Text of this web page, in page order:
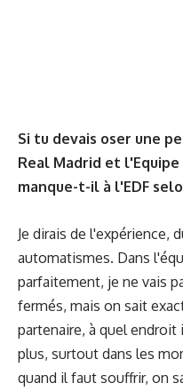
Si tu devais oser une
Real Madrid et l'Equipe
manque-t-il à l'EDF
Je dirais de l'expérience,
automatismes. Dans
parfaitement, je ne vais
fermés, mais on sait
partenaire, à quel endroit
plus, surtout dans les
quand il faut souffrir, on